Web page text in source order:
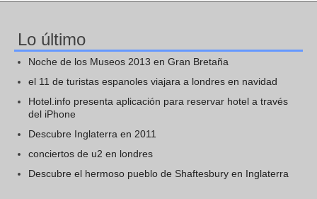
Lo último
Noche de los Museos 2013 en Gran Bretaña
el 11 de turistas espanoles viajara a londres en navidad
Hotel.info presenta aplicación para reservar hotel a través
del iPhone
Descubre Inglaterra en 2011
conciertos de u2 en londres
Descubre el hermoso pueblo de Shaftesbury en Inglaterra